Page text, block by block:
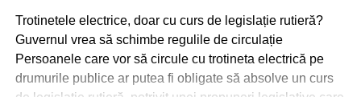
Trotinetele electrice, doar cu curs de legislație rutieră?
Guvernul vrea să schimbe regulile de circulație
Persoanele care vor să circule cu trotineta electrică pe
drumurile publice ar putea fi obligate să absolve un curs